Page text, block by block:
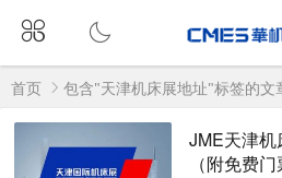
首页 包含"天津机床展地址"标签的文
JME天津
（附免费门